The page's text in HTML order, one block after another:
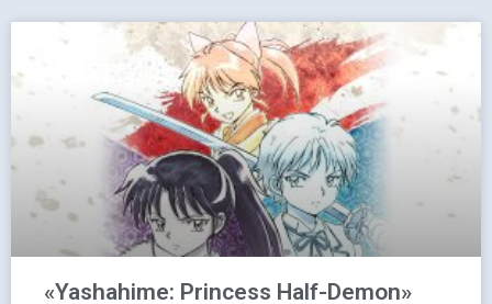
«Yashahime: Princess Half-Demon»